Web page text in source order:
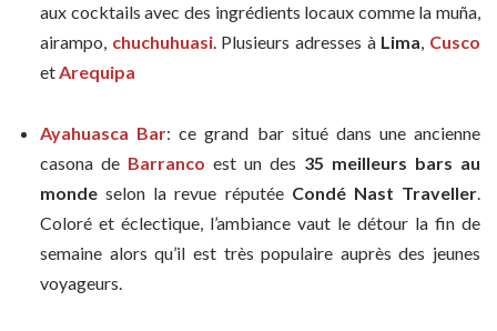
aux cocktails avec des ingrédients locaux comme la muña,
airampo, chuchuhuasi. Plusieurs adresses à Lima, Cusco
etArequipa
Ayahuasca Bar: ce grand bar situé dans une ancienne
casona de Barranco est un des 35 meilleurs bars au
monde selon la revue réputéeCondé Nast Traveller.
Coloré et éclectique, l’ambiance vaut le détour la fin de
semaine alors qu’il est très populaire auprès des jeunes
voyageurs.